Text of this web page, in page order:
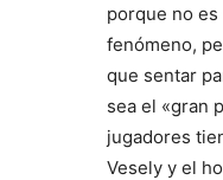
porque no
fenómeno,
que sentar
sea el «gran
jugadores
Vesely y el